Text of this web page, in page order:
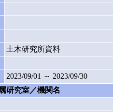
土木研究所資料
2023/09/01 ～ 2023/09/30
研究室／機関名